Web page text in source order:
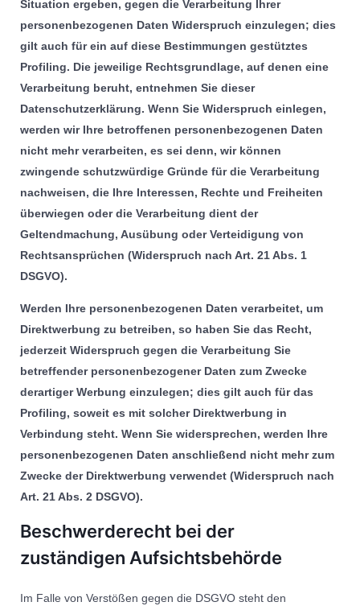
Situation ergeben, gegen die Verarbeitung Ihrer
personenbezogenen Daten Widerspruch einzulegen; dies
gilt auch für ein auf diese Bestimmungen gestütztes
Profiling. Die jeweilige Rechtsgrundlage, auf denen eine
Verarbeitung beruht, entnehmen Sie dieser
Datenschutzerklärung. Wenn Sie Widerspruch einlegen,
werden wir Ihre betroffenen personenbezogenen Daten
nicht mehr verarbeiten, es sei denn, wir können
zwingende schutzwürdige Gründe für die Verarbeitung
nachweisen, die Ihre Interessen, Rechte und Freiheiten
überwiegen oder die Verarbeitung dient der
Geltendmachung, Ausübung oder Verteidigung von
Rechtsansprüchen (Widerspruch nach Art. 21 Abs. 1
DSGVO).
Werden Ihre personenbezogenen Daten verarbeitet, um
Direktwerbung zu betreiben, so haben Sie das Recht,
jederzeit Widerspruch gegen die Verarbeitung Sie
betreffender personenbezogener Daten zum Zwecke
derartiger Werbung einzulegen; dies gilt auch für das
Profiling, soweit es mit solcher Direktwerbung in
Verbindung steht. Wenn Sie widersprechen, werden Ihre
personenbezogenen Daten anschließend nicht mehr zum
Zwecke der Direktwerbung verwendet (Widerspruch nach
Art. 21 Abs. 2 DSGVO).
Beschwerderecht bei der
zuständigen Aufsichtsbehörde
Im Falle von Verstößen gegen die DSGVO steht den